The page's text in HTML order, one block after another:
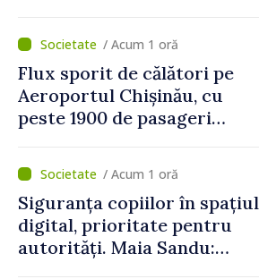
asupra economiei
/ Acum 1 oră
Flux sporit de călători pe
Aeroportul Chișinău, cu
peste 1900 de pasageri
de vârf a concediilor
/ Acum 1 oră
Siguranța copiilor în spațiul
digital, prioritate pentru
autorități. Maia Sandu: